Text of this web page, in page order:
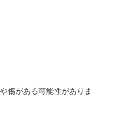
傷がある可能性がありま